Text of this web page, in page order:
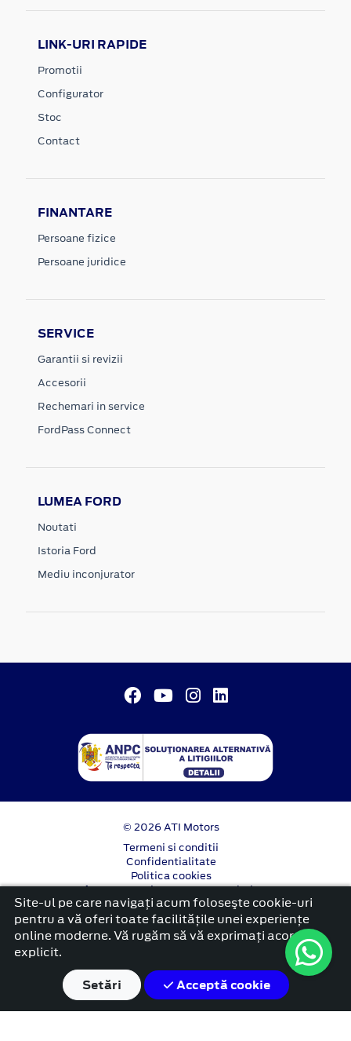
LINK-URI RAPIDE
Promotii
Configurator
Stoc
Contact
FINANTARE
Persoane fizice
Persoane juridice
SERVICE
Garantii si revizii
Accesorii
Rechemari in service
FordPass Connect
LUMEA FORD
Noutati
Istoria Ford
Mediu inconjurator
© 2026 ATI Motors
Termeni si conditii
Confidentialitate
Politica cookies
Anunț începere proiect ”PNRR. Fonduri pentru
România modernă și reformată”.
platformă dezvoltată de Workleto
Site-ul pe care navigați acum foloseşte cookie-uri
pentru a vă oferi toate facilitățile unei experiențe
online moderne. Vă rugăm să vă exprimați acordul
explicit.
Setări
Acceptă cookie